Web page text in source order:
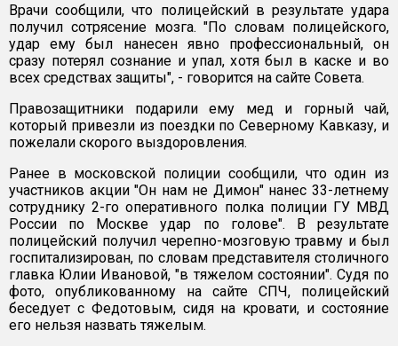
Врачи сообщили, что полицейский в результате удара
получил сотрясение мозга. "По словам полицейского,
удар ему был нанесен явно профессиональный, он
сразу потерял сознание и упал, хотя был в каске и во
всех средствах защиты", - говорится на сайте Совета.
Правозащитники подарили ему мед и горный чай,
который привезли из поездки по Северному Кавказу, и
пожелали скорого выздоровления.
Ранее в московской полиции сообщили, что один из
участников акции "Он нам не Димон" нанес 33-летнему
сотруднику 2-го оперативного полка полиции ГУ МВД
России по Москве удар по голове". В результате
полицейский получил черепно-мозговую травму и был
госпитализирован, по словам представителя столичного
главка Юлии Ивановой, "в тяжелом состоянии". Судя по
фото, опубликованному на сайте СПЧ, полицейский
беседует с Федотовым, сидя на кровати, и состояние
его нельзя назвать тяжелым.